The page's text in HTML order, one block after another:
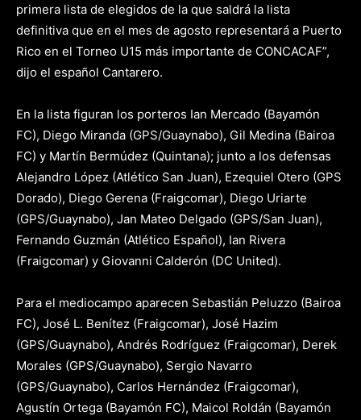
primera lista de elegidos de la que saldrá la lista
definitiva que en el mes de agosto representará a Puerto
Rico en el Torneo U15 más importante de CONCACAF”,
dijo el español Cantarero.
En la lista figuran los porteros Ian Mercado (Bayamón
FC), Diego Miranda (GPS/Guaynabo), Gil Medina (Bairoa
FC) y Martín Bermúdez (Quintana); junto a los defensas
Alejandro López (Atlético San Juan), Ezequiel Otero (GPS
Dorado), Diego Gerena (Fraigcomar), Diego Uriarte
(GPS/Guaynabo), Jan Mateo Delgado (GPS/San Juan),
Fernando Guzmán (Atlético Español), Ian Rivera
(Fraigcomar) y Giovanni Calderón (DC United).
Para el mediocampo aparecen Sebastián Peluzzo (Bairoa
FC), José L. Benítez (Fraigcomar), José Hazim
(GPS/Guaynabo), Andrés Rodríguez (Fraigcomar), Derek
Morales (GPS/Guaynabo), Sergio Navarro
(GPS/Guaynabo), Carlos Hernández (Fraigcomar),
Agustín Ortega (Bayamón FC), Maicol Roldán (Bayamón